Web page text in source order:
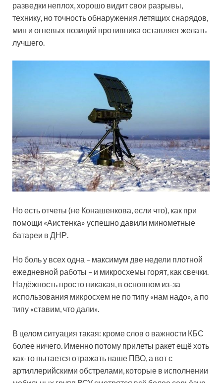
разведки неплох, хорошо видит свои разрывы,
технику, но точность обнаружения летящих снарядов,
мин и огневых позиций противника оставляет желать
лучшего.
Но есть отчеты (не Конашенкова, если что), как при
помощи «Аистенка» успешно давили минометные
батареи в ДНР.
Но боль у всех одна – максимум две недели плотной
ежедневной работы – и микросхемы горят, как свечки.
Надёжность просто никакая, в основном из-за
использования микросхем не по типу «нам надо», а по
типу «ставим, что дали».
В целом ситуация такая: кроме слов о важности КБС
более ничего. Именно потому прилеты ракет ещё хоть
как-то пытается отражать наше ПВО, а вот с
артиллерийскими обстрелами, которые в исполнении